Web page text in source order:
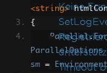
Keine
Timeout
<string>
{
Parallel.
ParallelOptions
sm
=